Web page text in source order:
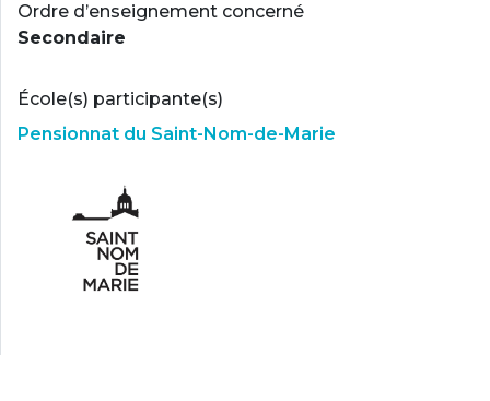
Ordre d’enseignement concerné
Secondaire
École(s) participante(s)
Pensionnat du Saint-Nom-de-Marie